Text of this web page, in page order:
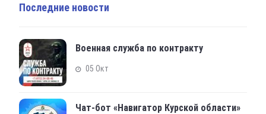
Последние новости
Военная служба по контракту
05 Окт
Чат-бот «Навигатор Курской области»